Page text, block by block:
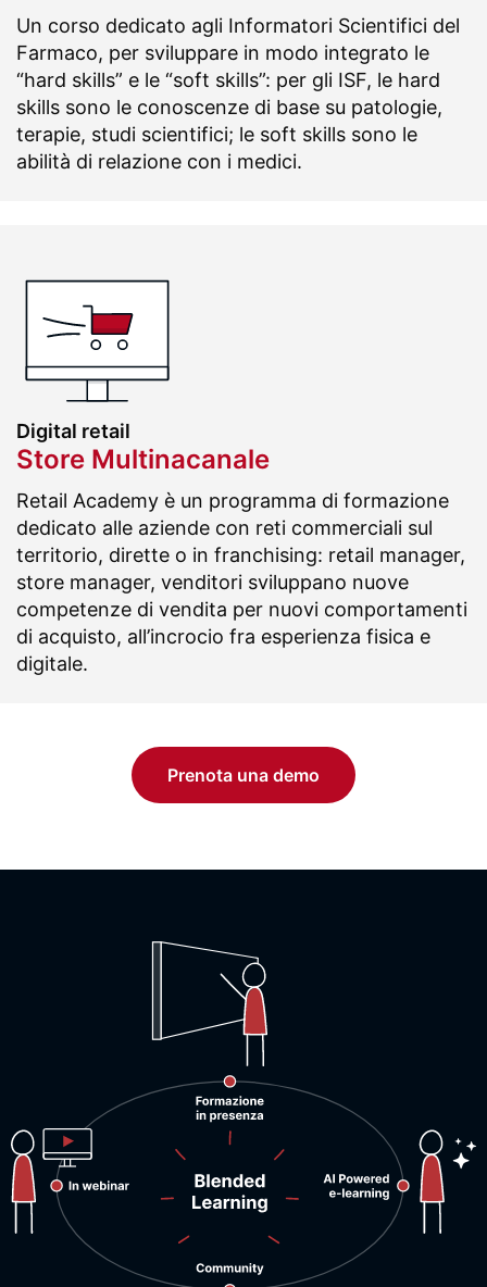
Un corso dedicato agli Informatori Scientifici del
Farmaco, per sviluppare in modo integrato le
“hard skills” e le “soft skills”: per gli ISF, le hard
skills sono le conoscenze di base su patologie,
terapie, studi scientifici; le soft skills sono le
abilità di relazione con i medici.
Digital retail
Store Multinacanale
Retail Academy è un programma di formazione
dedicato alle aziende con reti commerciali sul
territorio, dirette o in franchising: retail manager,
store manager, venditori sviluppano nuove
competenze di vendita per nuovi comportamenti
di acquisto, all’incrocio fra esperienza fisica e
digitale.
Prenota una demo